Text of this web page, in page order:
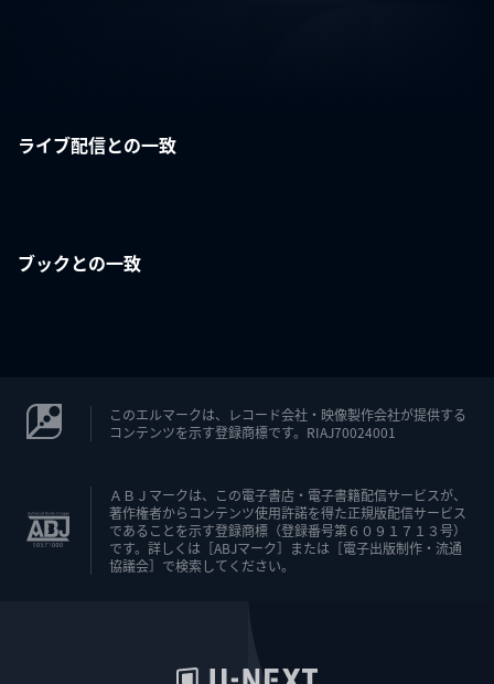
ライブ配信との一致
ブックとの一致
このエルマークは、レコード会社・映像製作会社が提供する
コンテンツを示す登録商標です。RIAJ70024001
ＡＢＪマークは、この電子書店・電子書籍配信サービスが、
著作権者からコンテンツ使用許諾を得た正規版配信サービス
であることを示す登録商標（登録番号第６０９１７１３号）
です。詳しくは［ABJマーク］または［電子出版制作・流通
協議会］で検索してください。